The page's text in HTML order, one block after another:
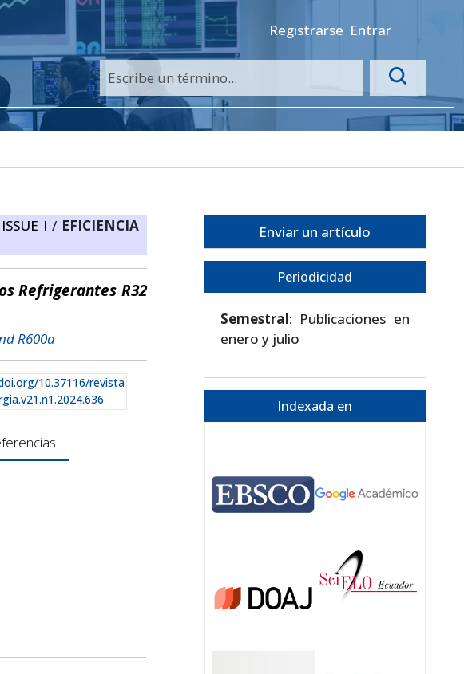
Registrarse Entrar
I / EFICIENCIA
Refrigerantes R32
R600a
10.37116/revista
Enviar un artículo
Periodicidad
Semestral: Publicaciones en
enero y julio
Indexada en